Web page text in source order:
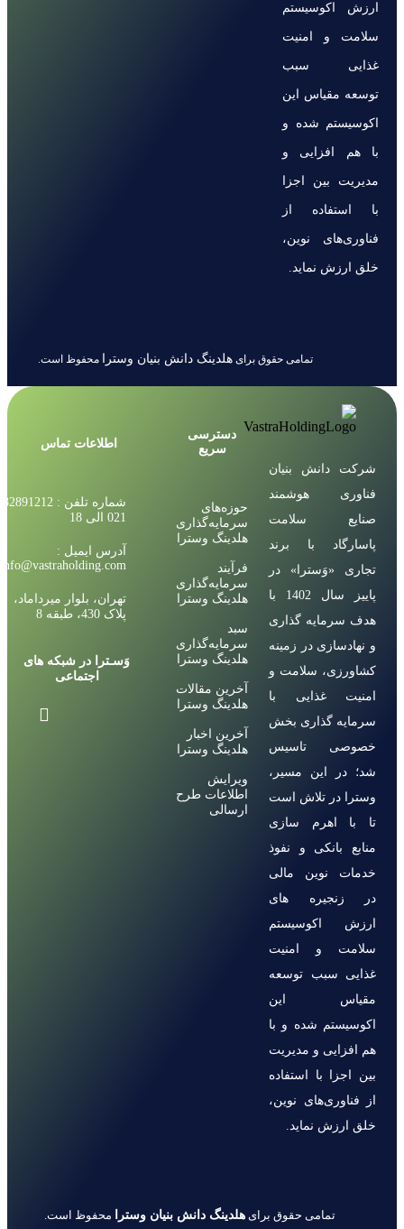
ارزش اکوسیستم
سلامت و امنیت
غذایی سبب
توسعه مقیاس این
اکوسیستم شده و
با هم افزایی و
مدیریت بین اجزا
با استفاده از
فناوری‌های نوین،
خلق ارزش نماید.
تمامی حقوق برای هلدینگ دانش بنیان وسترا محفوظ است.
شرکت دانش بنیان
فناوری هوشمند
صنایع سلامت
پاسارگاد با برند
تجاری «وَسترا» در
پاییز سال 1402 با
هدف سرمایه گذاری
و نهادسازی در زمینه
کشاورزی، سلامت و
امنیت غذایی با
سرمایه گذاری بخش
خصوصی تاسیس
شد؛ در این مسیر،
وسترا در تلاش است
تا با اهرم سازی
منابع بانکی و نفوذ
خدمات نوین مالی
در زنجیره های
ارزش اکوسیستم
سلامت و امنیت
غذایی سبب توسعه
مقیاس این
اکوسیستم شده و با
هم افزایی و مدیریت
بین اجزا با استفاده
از فناوری‌های نوین،
خلق ارزش نماید.
دسترسی
سریع
حوزه‌های
سرمایه‌گذاری
هلدینگ وسترا
فرآیند
سرمایه‌گذاری
هلدینگ وسترا
سبد
سرمایه‌گذاری
هلدینگ وسترا
آخرین مقالات
هلدینگ وسترا
آخرین اخبار
هلدینگ وسترا
ویرایش
اطلاعات طرح
ارسالی
اطلاعات تماس
شماره تلفن : 82891212
021 الی 18
آدرس ایمیل :
info@vastraholding.com
تهران، بلوار میرداماد،
پلاک 430، طبقه 8
وَسـترا در شبکه های
اجتماعی
تمامی حقوق برایهلدینگ دانش بنیان وسترا محفوظ است.